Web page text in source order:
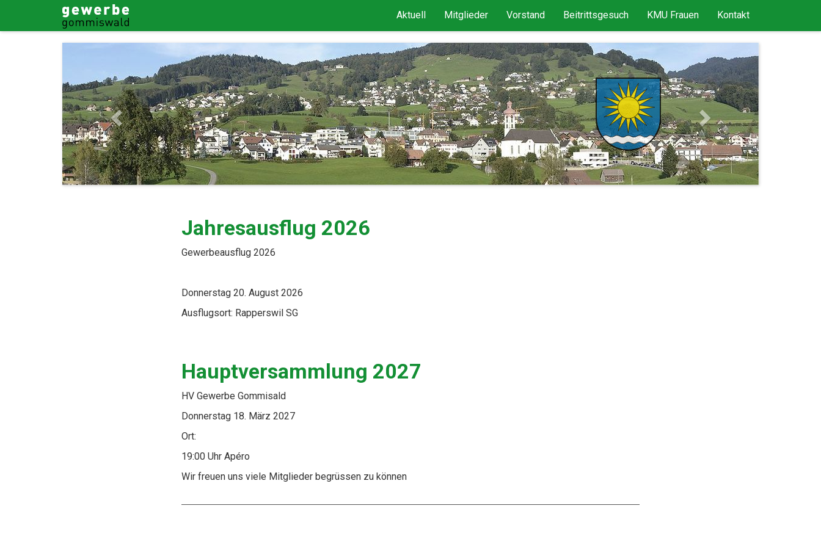
Aktuell Mitglieder Vorstand Beitrittsgesuch KMU Frauen Kontakt
Jahresausflug 2026
Gewerbeausflug 2026
Donnerstag 20. August 2026
Ausflugsort: Rapperswil SG
Hauptversammlung 2027
HV Gewerbe Gommisald
Donnerstag 18. März 2027
Ort:
19:00 Uhr Apéro
Wir freuen uns viele Mitglieder begrüssen zu können